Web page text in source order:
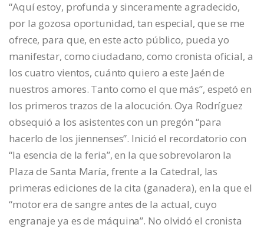
“Aquí estoy, profunda y sinceramente agradecido,
por la gozosa oportunidad, tan especial, que se me
ofrece, para que, en este acto público, pueda yo
manifestar, como ciudadano, como cronista oficial, a
los cuatro vientos, cuánto quiero a este Jaén de
nuestros amores. Tanto como el que más”, espetó en
los primeros trazos de la alocución. Oya Rodríguez
obsequió a los asistentes con un pregón “para
hacerlo de los jiennenses”. Inició el recordatorio con
“la esencia de la feria”, en la que sobrevolaron la
Plaza de Santa María, frente a la Catedral, las
primeras ediciones de la cita (ganadera), en la que el
“motor era de sangre antes de la actual, cuyo
engranaje ya es de máquina”. No olvidó el cronista